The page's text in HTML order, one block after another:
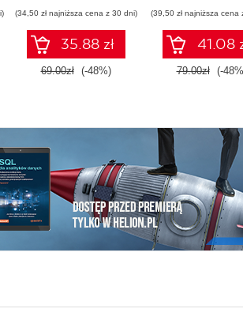
(34,50 zł najniższa cena z 30 dni)
35.88 zł
69.00zł (-48%)
(39,50 zł najniższa cena
41.08
79.00zł (-